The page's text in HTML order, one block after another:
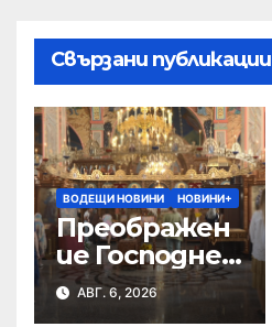
Свързани публикации
ВОДЕЩИ НОВИНИ НОВИНИ+
Преображен
ие Господне
е!АВГ. 6, 2026